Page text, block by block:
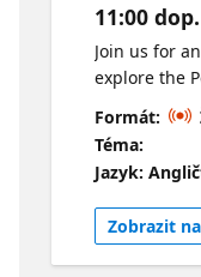
11:00
Join us for
explore the
Building
Services,
vision, and
documents
looking to
applications.
Formát:
Téma:
Jazyk:
Zobrazit